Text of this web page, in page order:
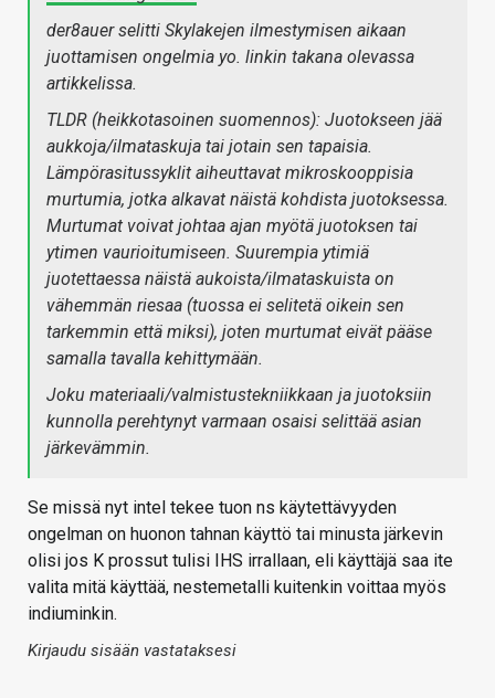
der8auer selitti Skylakejen ilmestymisen aikaan
juottamisen ongelmia yo. linkin takana olevassa
artikkelissa.
TLDR (heikkotasoinen suomennos): Juotokseen jää
aukkoja/ilmataskuja tai jotain sen tapaisia.
Lämpörasitussyklit aiheuttavat mikroskooppisia
murtumia, jotka alkavat näistä kohdista juotoksessa.
Murtumat voivat johtaa ajan myötä juotoksen tai
ytimen vaurioitumiseen. Suurempia ytimiä
juotettaessa näistä aukoista/ilmataskuista on
vähemmän riesaa (tuossa ei selitetä oikein sen
tarkemmin että miksi), joten murtumat eivät pääse
samalla tavalla kehittymään.
Joku materiaali/valmistustekniikkaan ja juotoksiin
kunnolla perehtynyt varmaan osaisi selittää asian
järkevämmin.
Se missä nyt intel tekee tuon ns käytettävyyden
ongelman on huonon tahnan käyttö tai minusta järkevin
olisi jos K prossut tulisi IHS irrallaan, eli käyttäjä saa ite
valita mitä käyttää, nestemetalli kuitenkin voittaa myös
indiuminkin.
Kirjaudu sisään vastataksesi